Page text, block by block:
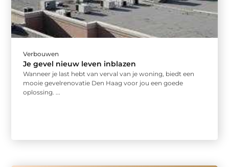
Verbouwen
Je gevel nieuw leven inblazen
Wanneer je last hebt van verval van je woning, biedt een
mooie gevelrenovatie Den Haag voor jou een goede
oplossing. ...